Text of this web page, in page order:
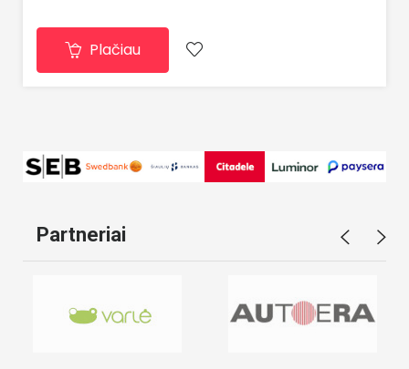
Plačiau
Partneriai